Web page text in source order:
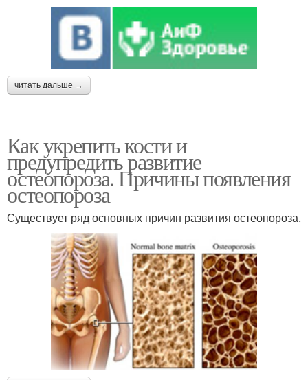
читать дальше →
Как укрепить кости и
предупредить развитие
остеопороза. Причины появления
остеопороза
Существует ряд основных причин развития остеопороза.